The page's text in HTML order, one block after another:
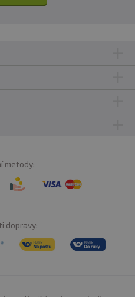
metody:
dopravy: